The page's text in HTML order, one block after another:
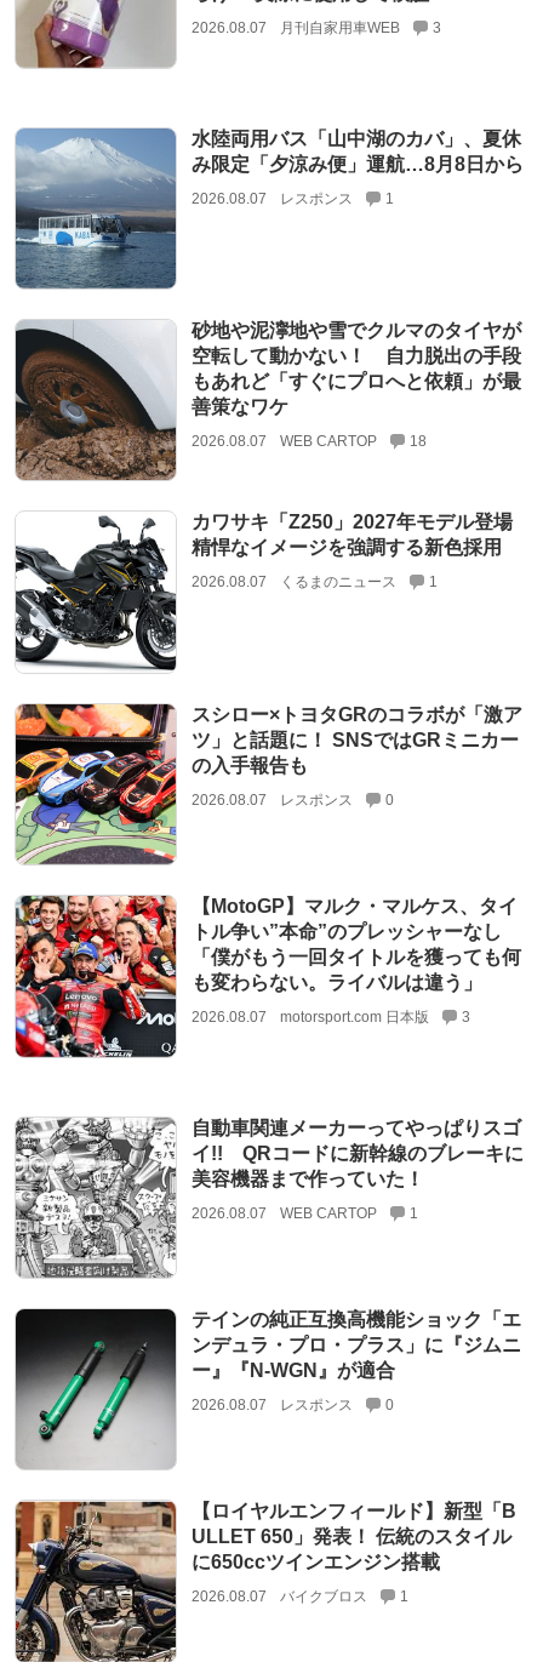
2026.08.07 月刊自家用車WEB 3
水陸両用バス「山中湖のカバ」、夏休
み限定「夕涼み便」運航…8月8日から
2026.08.07 レスポンス 1
砂地や泥濘地や雪でクルマのタイヤが
空転して動かない！ 自力脱出の手段
もあれど「すぐにプロへと依頼」が最
善策なワケ
2026.08.07 WEB CARTOP 18
カワサキ「Z250」2027年モデル登場
精悍なイメージを強調する新色採用
2026.08.07 くるまのニュース 1
スシロー×トヨタGRのコラボが「激ア
ツ」と話題に！ SNSではGRミニカー
の入手報告も
2026.08.07 レスポンス 0
【MotoGP】マルク・マルケス、タイ
トル争い”本命”のプレッシャーなし
「僕がもう一回タイトルを獲っても何
も変わらない。ライバルは違う」
2026.08.07 motorsport.com 日本版 3
自動車関連メーカーってやっぱりスゴ
イ!! QRコードに新幹線のブレーキに
美容機器まで作っていた！
2026.08.07 WEB CARTOP 1
テインの純正互換高機能ショック「エ
ンデュラ・プロ・プラス」に『ジムニ
ー』『N-WGN』が適合
2026.08.07 レスポンス 0
【ロイヤルエンフィールド】新型「B
ULLET 650」発表！ 伝統のスタイル
に650ccツインエンジン搭載
2026.08.07 バイクブロス 1